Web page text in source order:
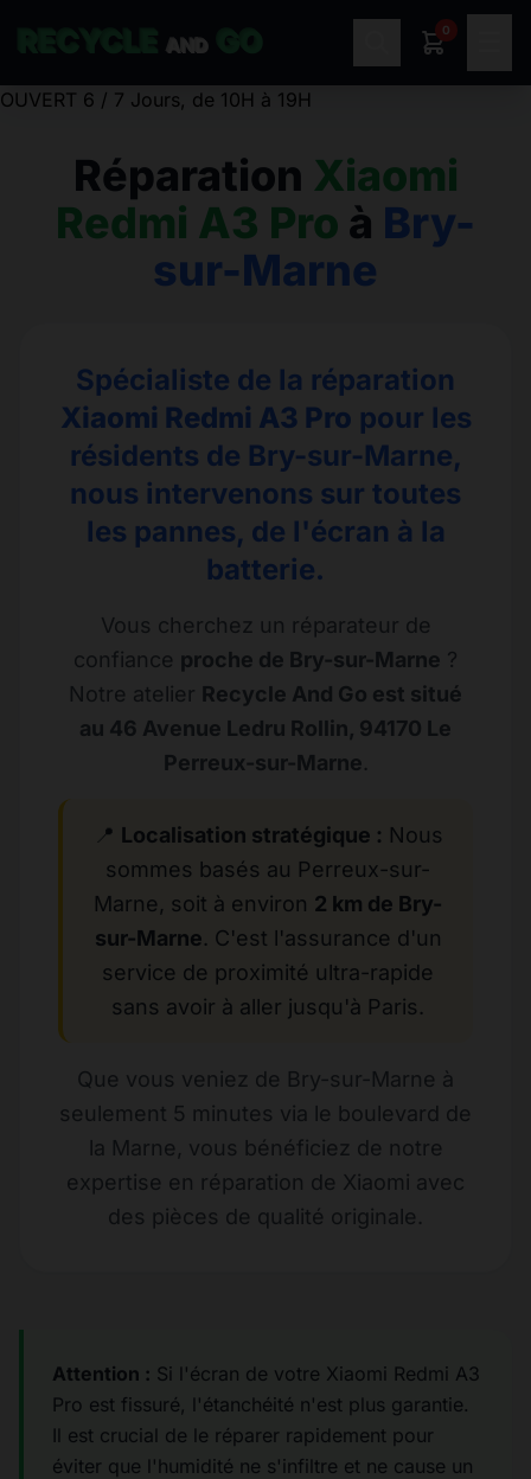
AND
0
OUVERT 6 / 7 Jours, de 10H à 19H
Réparation Xiaomi
Redmi A3 Pro à Bry-
sur-Marne
Spécialiste de la réparation
Xiaomi Redmi A3 Pro pour les
résidents de Bry-sur-Marne,
nous intervenons sur toutes
les pannes, de l'écran à la
batterie.
Vous cherchez un réparateur de
confiance proche de Bry-sur-Marne ?
Notre atelier Recycle And Go est situé
au 46 Avenue Ledru Rollin, 94170 Le
Perreux-sur-Marne.
📍 Localisation stratégique : Nous
sommes basés au Perreux-sur-
Marne, soit à environ 2 km de Bry-
sur-Marne. C'est l'assurance d'un
service de proximité ultra-rapide
sans avoir à aller jusqu'à Paris.
Que vous veniez de Bry-sur-Marne à
seulement 5 minutes via le boulevard de
la Marne, vous bénéficiez de notre
expertise en réparation de Xiaomi avec
des pièces de qualité originale.
Attention : Si l'écran de votre Xiaomi Redmi A3
Pro est fissuré, l'étanchéité n'est plus garantie.
Il est crucial de le réparer rapidement pour
éviter que l'humidité ne s'infiltre et ne cause un